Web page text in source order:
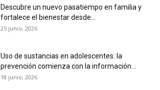
Descubre un nuevo pasatiempo en familia y
fortalece el bienestar desde...
25 junio, 2026
Uso de sustancias en adolescentes: la
prevención comienza con la información...
18 junio, 2026